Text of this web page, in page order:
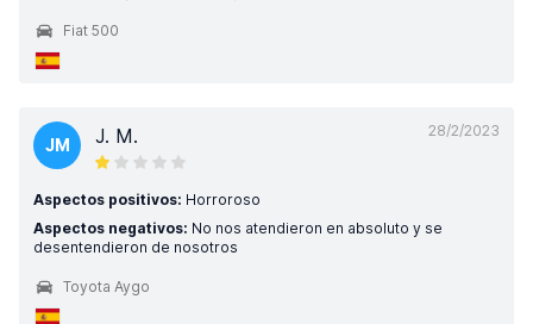
Fiat 500
28/2/2023
JM J. M.
Aspectos positivos: Horroroso
Aspectos negativos: No nos atendieron en absoluto y se
desentendieron de nosotros
Toyota Aygo